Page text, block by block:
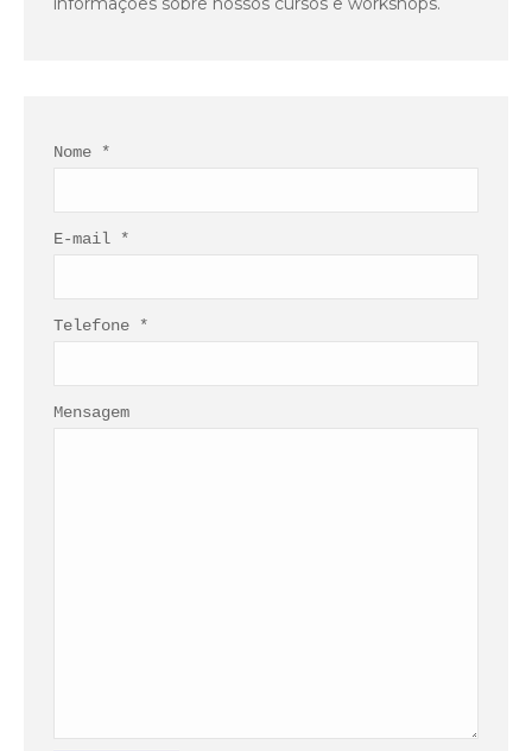
Nome *
E-mail *
Telefone *
Mensagem